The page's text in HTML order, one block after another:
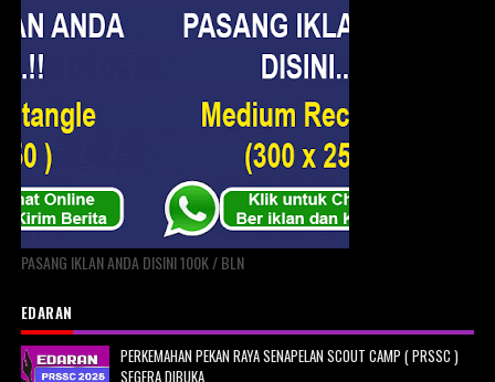
PASANG IKLAN ANDA DISINI 100K / BLN
EDARAN
PERKEMAHAN PEKAN RAYA SENAPELAN SCOUT CAMP ( PRSSC )
SEGERA DIBUKA